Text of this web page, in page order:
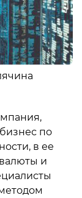
по
в ее
и